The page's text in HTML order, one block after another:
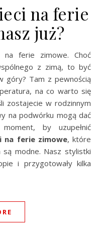
na ferie
już?
z zimą, to być
góry? Tam z pewnością
na co warto się
zostajecie w rodzinnym
na podwórku mogą dać
by uzupełnić
na ferie zimowe, które
modne. Nasz stylistki
i przygotowały kilka